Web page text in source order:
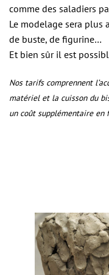
comme des saladiers
Le modelage sera plus
de buste, de figurine…
Et bien sûr il est
Nos tarifs comprennent
matériel et la cuisson du
un coût supplémentaire